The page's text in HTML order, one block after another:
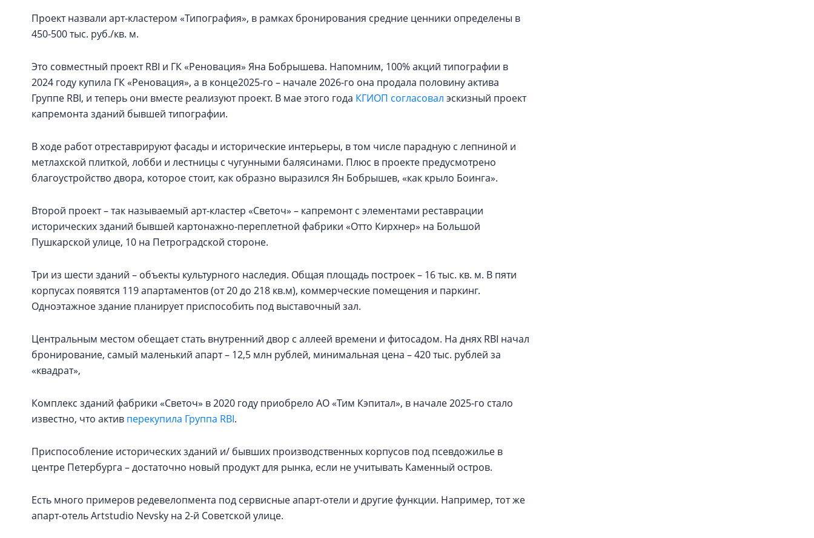
Проект назвали арт-кластером «Типография», в рамках бронирования средние ценники определены в
450-500 тыс. руб./кв. м.
Это совместный проект RBI и ГК «Реновация» Яна Бобрышева. Напомним, 100% акций типографии в
2024 году купила ГК «Реновация», а в конце2025-го – начале 2026-го она продала половину актива
Группе RBI, и теперь они вместе реализуют проект. В мае этого года КГИОП согласовал эскизный проект
капремонта зданий бывшей типографии.
В ходе работ отреставрируют фасады и исторические интерьеры, в том числе парадную с лепниной и
метлахской плиткой, лобби и лестницы с чугунными балясинами. Плюс в проекте предусмотрено
благоустройство двора, которое стоит, как образно выразился Ян Бобрышев, «как крыло Боинга».
Второй проект – так называемый арт-кластер «Светоч» – капремонт с элементами реставрации
исторических зданий бывшей картонажно-переплетной фабрики «Отто Кирхнер» на Большой
Пушкарской улице, 10 на Петроградской стороне.
Три из шести зданий – объекты культурного наследия. Общая площадь построек – 16 тыс. кв. м. В пяти
корпусах появятся 119 апартаментов (от 20 до 218 кв.м), коммерческие помещения и паркинг.
Одноэтажное здание планирует приспособить под выставочный зал.
Центральным местом обещает стать внутренний двор с аллеей времени и фитосадом. На днях RBI начал
бронирование, самый маленький апарт – 12,5 млн рублей, минимальная цена – 420 тыс. рублей за
«квадрат»,
Комплекс зданий фабрики «Светоч» в 2020 году приобрело АО «Тим Кэпитал», в начале 2025-го стало
известно, что актив перекупила Группа RBI.
Приспособление исторических зданий и/ бывших производственных корпусов под псевдожилье в
центре Петербурга – достаточно новый продукт для рынка, если не учитывать Каменный остров.
Есть много примеров редевелопмента под сервисные апарт-отели и другие функции. Например, тот же
апарт-отель Artstudio Nevsky на 2-й Советской улице.